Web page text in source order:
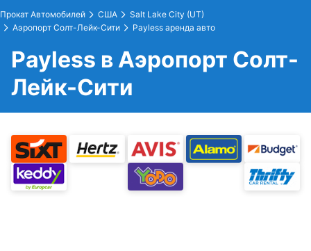
Прокат Автомобилей США
Salt Lake City (UT)
Аэропорт Солт-Лейк-Сити
Payless аренда авто
Payless в Аэропорт Солт-
Лейк-Сити